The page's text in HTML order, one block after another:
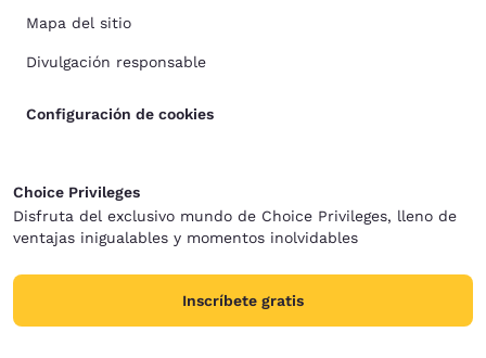
Mapa del sitio
Divulgación responsable
Configuración de cookies
Choice Privileges
Disfruta del exclusivo mundo de Choice Privileges, lleno de
ventajas inigualables y momentos inolvidables
Inscríbete gratis